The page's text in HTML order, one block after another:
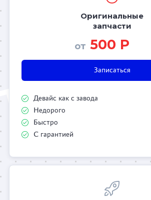
Оригинальные
запчасти
от 500 Р
Записаться
Девайс как с завода
Недорого
Быстро
С гарантией